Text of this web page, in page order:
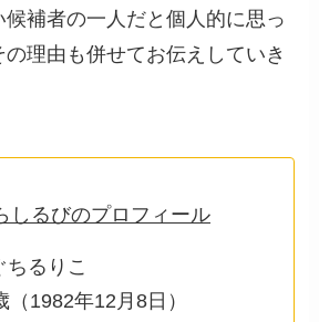
補者の一人だと個人的に思っ
理由も併せてお伝えしていき
しるびのプロフィール
ちるりこ
（1982年12月8日）